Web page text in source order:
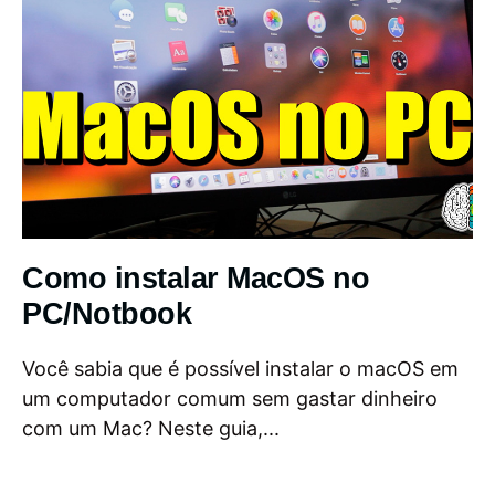
Como instalar MacOS no
PC/Notbook
Você sabia que é possível instalar o macOS em
um computador comum sem gastar dinheiro
com um Mac? Neste guia,...